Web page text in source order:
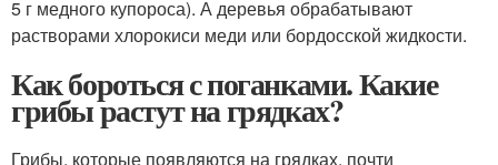
5 г медного купороса). А деревья обрабатывают
растворами хлорокиси меди или бордосской жидкости.
Как бороться с поганками. Какие
грибы растут на грядках?
Грибы, которые появляются на грядках, почти